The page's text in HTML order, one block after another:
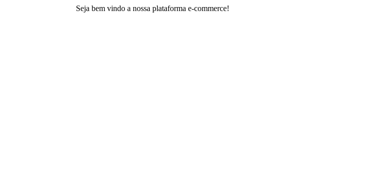
Seja bem vindo a nossa plataforma e-commerce!